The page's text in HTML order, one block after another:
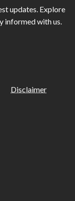
updates. Explore
informed with us.
Disclaimer